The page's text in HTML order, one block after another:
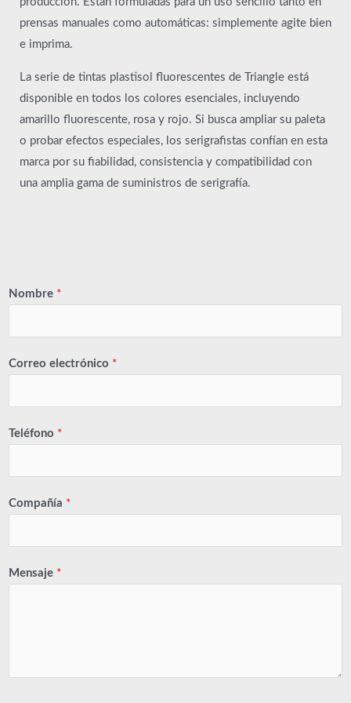
prensas manuales como automáticas: simplemente agite bien
e imprima.
La serie de tintas plastisol fluorescentes de Triangle está
disponible en todos los colores esenciales, incluyendo
amarillo fluorescente, rosa y rojo. Si busca ampliar su paleta
o probar efectos especiales, los serigrafistas confían en esta
marca por su fiabilidad, consistencia y compatibilidad con
una amplia gama de suministros de serigrafía.
Nombre *
Correo electrónico *
Teléfono *
Compañía *
Mensaje *